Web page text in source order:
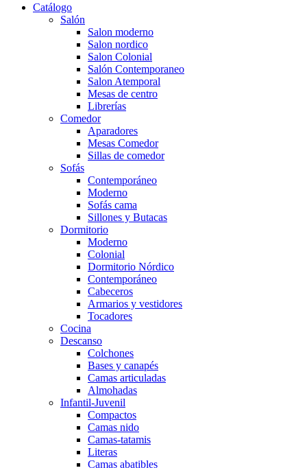
Catálogo
Salón
Salon moderno
Salon nordico
Salon Colonial
Salón Contemporaneo
Salon Atemporal
Mesas de centro
Librerías
Comedor
Aparadores
Mesas Comedor
Sillas de comedor
Sofás
Contemporáneo
Moderno
Sofás cama
Sillones y Butacas
Dormitorio
Moderno
Colonial
Dormitorio Nórdico
Contemporáneo
Cabeceros
Armarios y vestidores
Tocadores
Cocina
Descanso
Colchones
Bases y canapés
Camas articuladas
Almohadas
Infantil-Juvenil
Compactos
Camas nido
Camas-tatamis
Literas
Camas abatibles